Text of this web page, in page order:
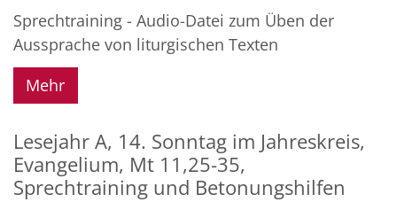
Sprechtraining - Audio-Datei zum Üben der
Aussprache von liturgischen Texten
Mehr
Lesejahr A, 14. Sonntag im Jahreskreis,
Evangelium, Mt 11,25-35,
Sprechtraining und Betonungshilfen